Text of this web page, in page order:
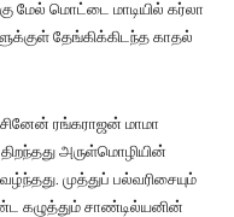
மேல் மொட்டை மாடியில் கர்லா
தேங்கிக்கிடந்த காதல்
ரங்கராஜன் மாமா
அருள்மொழியின்
முத்துப் பல்வரிசையும்
கழுத்தும் சாண்டில்யனின்